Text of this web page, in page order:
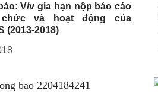
V/v gia hạn nộp báo cáo
và hoạt động của
(2013-2018)